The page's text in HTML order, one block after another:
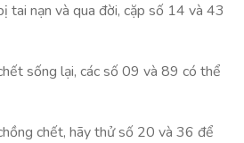
tai nạn và qua đời, cặp số 14 và 43
sống lại, các số 09 và 89 có thể
chết, hãy thử số 20 và 36 để